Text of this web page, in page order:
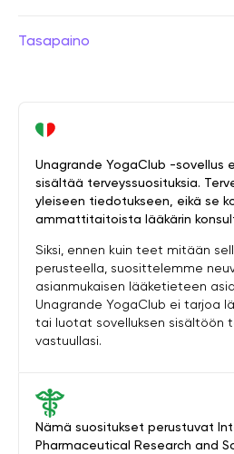
Tasapaino
Nämä suositukset perustuvat
Pharmaceutical Research and
Unagrande YogaClub -sovellus
sisältää terveyssuosituksia.
yleiseen tiedotukseen, eikä se
ammattitaitoista lääkärin
Siksi, ennen kuin teet mitään
perusteella, suosittelemme
asianmukaisen lääketieteen
Unagrande YogaClub ei tarjoa
tai luotat sovelluksen sisältöön
vastuullasi.